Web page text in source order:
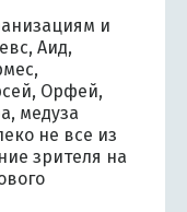
и
Аид,
Орфей,
медуза
не все из
зрителя на